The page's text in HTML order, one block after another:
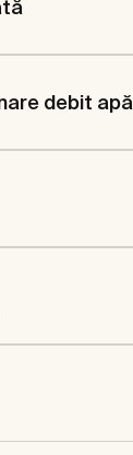
debit apă